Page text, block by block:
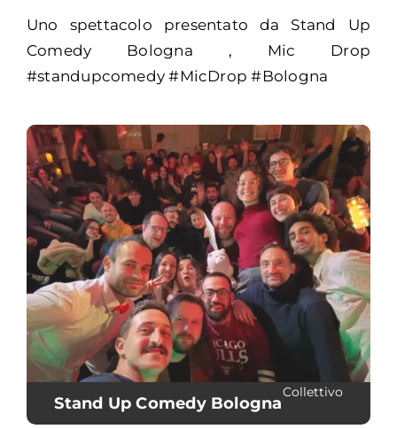
Uno spettacolo presentato da Stand Up
Comedy Bologna , Mic Drop
#standupcomedy #MicDrop #Bologna
Stand Up Comedy Bologna
Collettivo